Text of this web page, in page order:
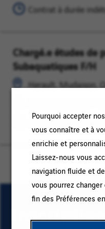
Pourquoi accepter
vous connaître et à
enrichie et
Laissez-nous vous
navigation fluide et
vous pourrez
fin des Préférences
PROJETSContrat à durée
Chargé.e études de
Subaquatiques F/H
Herault, Mudaison,
Herault,
Mudaison,
Occitanie
ETUDES
DE
PRIX
Contrat à durée